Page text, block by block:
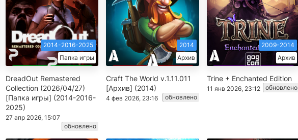
Папка игры
2014-2016-2025
DreadOut Remastered
Collection (2026/04/27)
[Папка игры] (2014-2016-
2025)
27 апр 2026, 15:07
обновлено
Архив
2014
Craft The World v.1.11.011
[Архив] (2014)
4 фев 2026, 23:16 обновлено
Архив
2009-2014
Trine + Enchanted Edition
11 янв 2026, 23:12 обновлено